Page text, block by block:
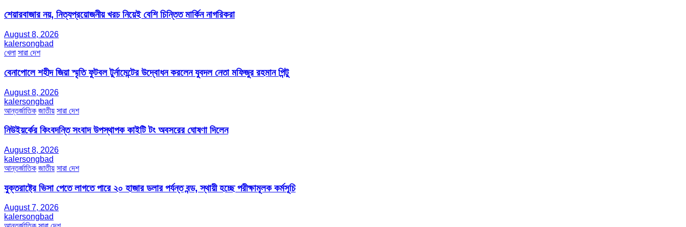
শেয়ারবাজার নয়, নিত্যপ্রয়োজনীয় খরচ নিয়েই বেশি চিন্তিত মার্কিন নাগরিকরা
August 8, 2026
kalersongbad
খেলা সারা দেশ
বেনাপোলে শহীদ জিয়া স্মৃতি ফুটবল টুর্নামেন্টের উদ্বোধন করলেন যুবদল নেতা মফিজুর রহমান পিন্টু
August 8, 2026
kalersongbad
আন্তর্জাতিক জাতীয় সারা দেশ
নিউইয়র্কের কিংবদন্তি সংবাদ উপস্থাপক কাইটি টং অবসরের ঘোষণা দিলেন
August 8, 2026
kalersongbad
আন্তর্জাতিক জাতীয় সারা দেশ
যুক্তরাষ্ট্রে ভিসা পেতে লাগতে পারে ২০ হাজার ডলার পর্যন্ত বন্ড, স্থায়ী হচ্ছে পরীক্ষামূলক কর্মসূচি
August 7, 2026
kalersongbad